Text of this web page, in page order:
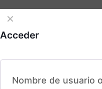
✕
Acceder
Nombre de usuario o